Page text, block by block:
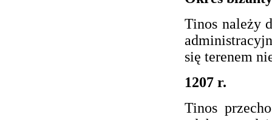
Tinos należy
się terenem
1207 r.
Tinos